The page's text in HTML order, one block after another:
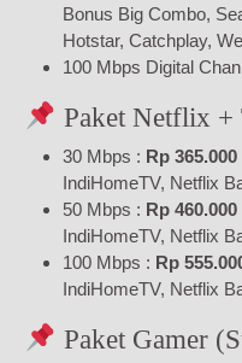
Bonus Big Combo,
Hotstar, Catchplay,
100 Mbps Digital
Paket Netflix
30 Mbps : Rp 365.000
IndiHomeTV, Netflix
50 Mbps : Rp 460.000
IndiHomeTV, Netflix
100 Mbps : Rp
IndiHomeTV, Netflix
Paket Gamer